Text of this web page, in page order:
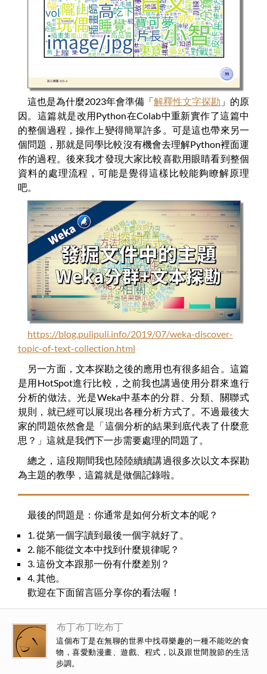
這也是為什麼2023年會準備「解釋性文字探勘 」的原
因。這篇就是改用Python在Colab中重新實作了這篇中
的整個過程，操作上變得簡單許多。可是這也帶來另一
個問題，那就是同學比較沒有機會去理解Python裡面運
作的過程。後來我才發現大家比較喜歡用眼睛看到整個
資料的處理流程，可能是覺得這樣比較能夠瞭解原理
吧。
https://blog.pulipuli.info/2019/07/weka-discover-
topic-of-text-collection.html
另一方面，文本探勘之後的應用也有很多組合。這篇
是用HotSpot進行比較，之前我也講過使用分群來進行
分析的做法。光是Weka中基本的分群、分類、關聯式
規則，就已經可以展現出各種分析方式了。不過最後大
家的問題依然會是「這個分析的結果到底代表了什麼意
思？」這就是我們下一步需要處理的問題了。
總之，這段期間我也陸陸續續講過很多次以文本探勘
為主題的教學，這篇就是做個記錄啦。
最後的問題是：你通常是如何分析文本的呢？
1. 從第一個字讀到最後一個字就好了。
2. 能不能從文本中找到什麼規律呢？
3. 這份文本跟那一份有什麼差別？
4. 其他。
歡迎在下面留言區分享你的看法喔！
布丁布丁吃布丁
這個布丁是在無聊的世界中找尋樂趣的一種不能吃的食
物，喜愛動漫畫、遊戲、程式，以及跟世間脫節的生活
步調。